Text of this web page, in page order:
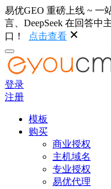
易优GEO 重磅上线 ~ 一
言、DeepSeek 在回答中
口！
点击查看
登录
注册
模板
购买
商业授权
主机域名
专业授权
易优代理